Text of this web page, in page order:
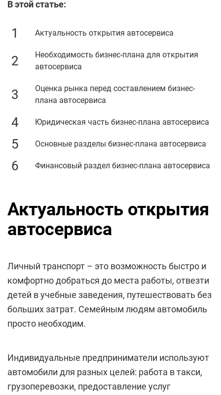
В этой статье:
Актуальность открытия автосервиса
Необходимость бизнес-плана для открытия
автосервиса
Оценка рынка перед составлением бизнес-
плана автосервиса
Юридическая часть бизнес-плана автосервиса
Основные разделы бизнес-плана автосервиса
Финансовый раздел бизнес-плана автосервиса
Актуальность открытия
автосервиса
Личный транспорт – это возможность быстро и
комфортно добраться до места работы, отвезти
детей в учебные заведения, путешествовать без
больших затрат. Семейным людям автомобиль
просто необходим.
Индивидуальные предприниматели используют
автомобили для разных целей: работа в такси,
грузоперевозки, предоставление услуг